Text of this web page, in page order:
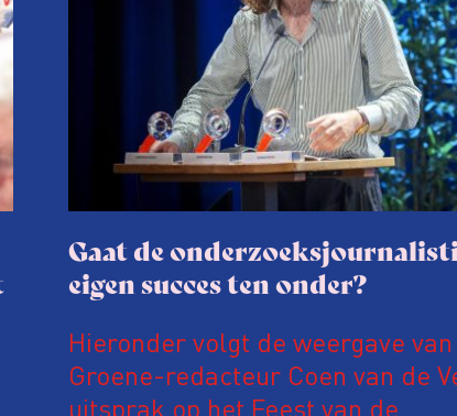
Gaat de
eigen succes ten onder?
Hieronder volgt de weergave
Groene-redacteur Coen van de
uitsprak op het Feest van de